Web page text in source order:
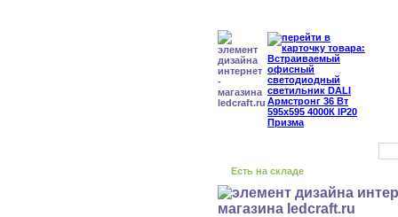
Есть на складе